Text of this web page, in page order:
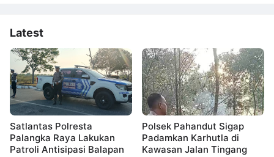
Latest
Satlantas Polresta
Palangka Raya Lakukan
Patroli Antisipasi Balapan
Polsek Pahandut Sigap
Padamkan Karhutla di
Kawasan Jalan Tingang